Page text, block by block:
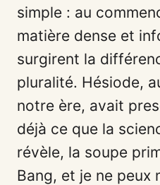
simple : au
matière dense et
surgirent la
pluralité. Hésiode,
notre ère, avait
déjà ce que la
révèle, la soupe
Bang, et je ne peux